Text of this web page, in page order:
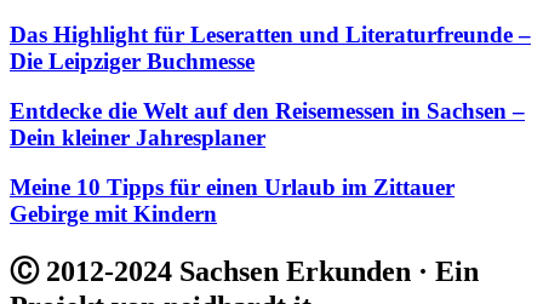
Das Highlight für Leseratten und Literaturfreunde –
Die Leipziger Buchmesse
Entdecke die Welt auf den Reisemessen in Sachsen –
Dein kleiner Jahresplaner
Meine 10 Tipps für einen Urlaub im Zittauer
Gebirge mit Kindern
Ⓒ 2012-2024 Sachsen Erkunden · Ein